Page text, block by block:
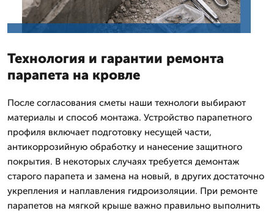
Технология и гарантии ремонта
парапета на кровле
После согласования сметы наши технологи выбирают
материалы и способ монтажа. Устройство парапетного
профиля включает подготовку несущей части,
антикоррозийную обработку и нанесение защитного
покрытия. В некоторых случаях требуется демонтаж
старого парапета и замена на новый, в других достаточно
укрепления и наплавления гидроизоляции. При ремонте
парапетов на мягкой крыше важно правильно выполнить